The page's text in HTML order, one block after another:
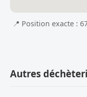
📍 Position exacte :
Autres